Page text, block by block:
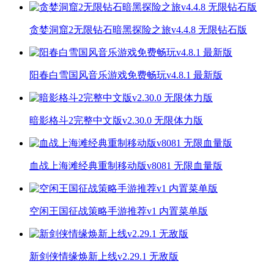
贪婪洞窟2无限钻石暗黑探险之旅v4.4.8 无限钻石版
阳春白雪国风音乐游戏免费畅玩v4.8.1 最新版
暗影格斗2完整中文版v2.30.0 无限体力版
血战上海滩经典重制移动版v8081 无限血量版
空闲王国征战策略手游推荐v1 内置菜单版
新剑侠情缘焕新上线v2.29.1 无敌版